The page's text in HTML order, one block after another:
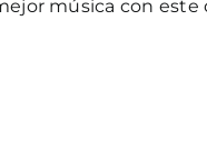
música con este